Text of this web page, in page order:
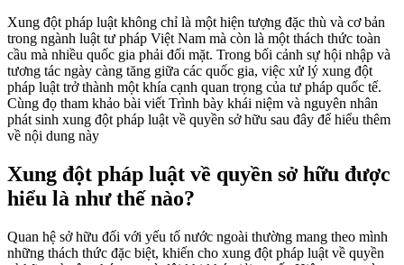
Xung đột pháp luật không chỉ là một hiện tượng đặc thù và cơ bản
trong ngành luật tư pháp Việt Nam mà còn là một thách thức toàn
cầu mà nhiều quốc gia phải đối mặt. Trong bối cảnh sự hội nhập và
tương tác ngày càng tăng giữa các quốc gia, việc xử lý xung đột
pháp luật trở thành một khía cạnh quan trọng của tư pháp quốc tế.
Cùng đọ tham khảo bài viết Trình bày khái niệm và nguyên nhân
phát sinh xung đột pháp luật về quyền sở hữu sau đây để hiểu thêm
về nội dung này
Xung đột pháp luật về quyền sở hữu được
hiểu là như thế nào?
Quan hệ sở hữu đối với yếu tố nước ngoài thường mang theo mình
những thách thức đặc biệt, khiến cho xung đột pháp luật về quyền